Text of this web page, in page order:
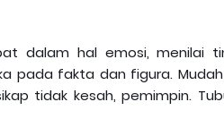
dalam hal emosi, menilai
pada fakta dan figura.
tidak kesah, pemimpin.